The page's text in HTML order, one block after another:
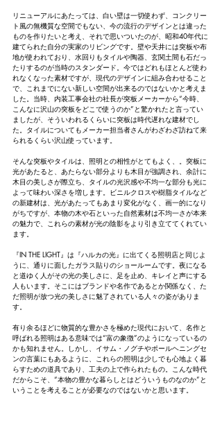
リニューアルにあたっては、白い壁は一切使わず、コンクリー
ト風の無機質な空間でもない、今の流行のデザインとは違った
ものを作りたいと考え、それで思いついたのが、昭和40年代に
建てられた自分の実家のリビングです。壁や天井には突板や布
地が使われており、水回りもタイルや陶器、玄関土間も石だっ
たりするのが当時のスタンダード。今ではどれもほとんど使わ
れなくなった素材ですが、現代のデザインに組み合わせること
で、これまでにない新しい空間が出来るのではないかと考えま
した。当時、内装工事会社の社長が突板メーカーから“今時、
こんなに沢山の突板をどこで使うのか”と驚かれたと言ってい
ましたが、そういわれるくらいに突板は時代遅れな建材でし
た。タイルについてもメーカー担当者さんがわざわざ訪ねて来
られるくらい沢山使っています。
そんな突板やタイルは、照明との相性がとてもよく、。突板に
光があたると、あたらない部分よりも木目が強調され、余計に
木目の美しさが際立ち、タイルの光沢感や不均一な部分も光に
よって味わい深さを増します。ビニルクロスや樹脂タイルなど
の新建材は、光があたってもあまり変化がなく、画一的になり
がちですが、本物の木や石といった自然素材は不均一さが本来
の魅力で、これらの素材が光の陰影をより引き立ててくれてい
ます。
『IN THE LIGHT』は『ハルカの光』に出てくる照明店と同じよ
うに、通りに面したガラス貼りのショールームです。夜になる
と道ゆく人がその光の美しさに、足を止め、キレイと声にする
人もいます。そこにはブランドや名作であるとか関係なく、た
だ照明が放つ光の美しさに魅了されている人々の姿がありま
す。
有り余るほどに物質的な豊かさを極めた現代において、名作と
呼ばれる照明はある意味では“富の象徴”のようになっているの
かも知れません。しかし、イサム・ノグチやポールヘニングセ
ンの言葉にもあるように、これらの照明は少しでも心地よく暮
らすための道具であり、工夫の上で作られたもの。こんな時代
だからこそ、“本物の豊かな暮らしとはどういうものなのか”と
いうことを考えることが必要なのではないかと思います。